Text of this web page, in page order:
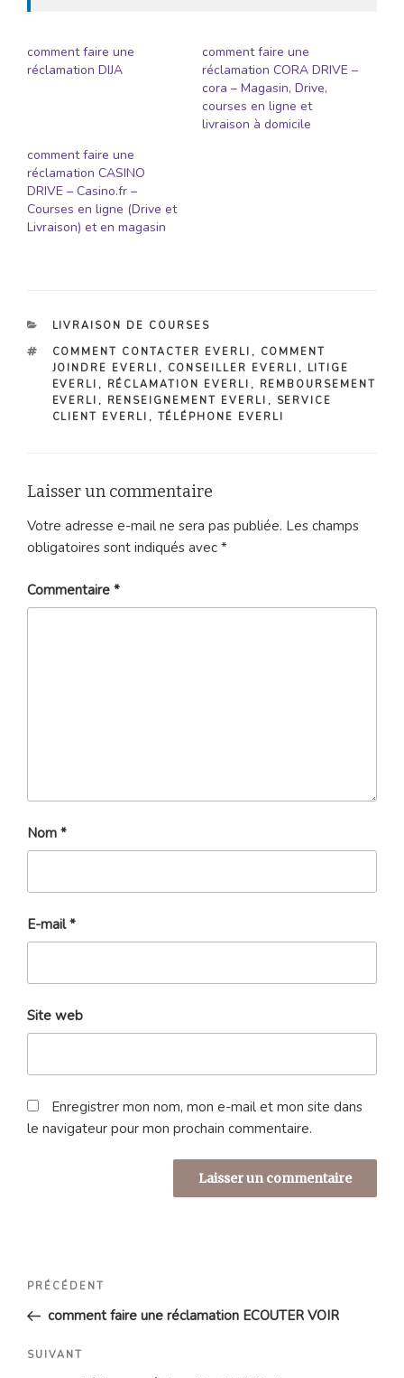
comment faire une
réclamation DIJA
comment faire une
réclamation CORA DRIVE –
cora – Magasin, Drive,
courses en ligne et
livraison à domicile
comment faire une
réclamation CASINO
DRIVE – Casino.fr –
Courses en ligne (Drive et
Livraison) et en magasin
CATÉGORIES
LIVRAISON DE COURSES
ÉTIQUETTES
COMMENT CONTACTER EVERLI , COMMENT
JOINDRE EVERLI , CONSEILLER EVERLI , LITIGE
EVERLI , RÉCLAMATION EVERLI , REMBOURSEMENT
EVERLI , RENSEIGNEMENT EVERLI , SERVICE
CLIENT EVERLI , TÉLÉPHONE EVERLI
Laisser un commentaire
Votre adresse e-mail ne sera pas publiée. Les champs
obligatoires sont indiqués avec *
Commentaire *
Nom *
E-mail*
Site web
Enregistrer mon nom, mon e-mail et mon site dans
le navigateur pour mon prochain commentaire.
Navigation
l’article
Article
précédent
PRÉCÉDENT
comment faire une réclamation ECOUTER VOIR
Article
SUIVANT